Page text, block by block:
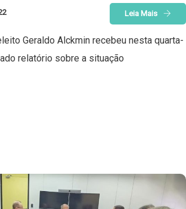
Leia Mais
Geraldo Alckmin recebeu nesta quarta-
relatório sobre a situação